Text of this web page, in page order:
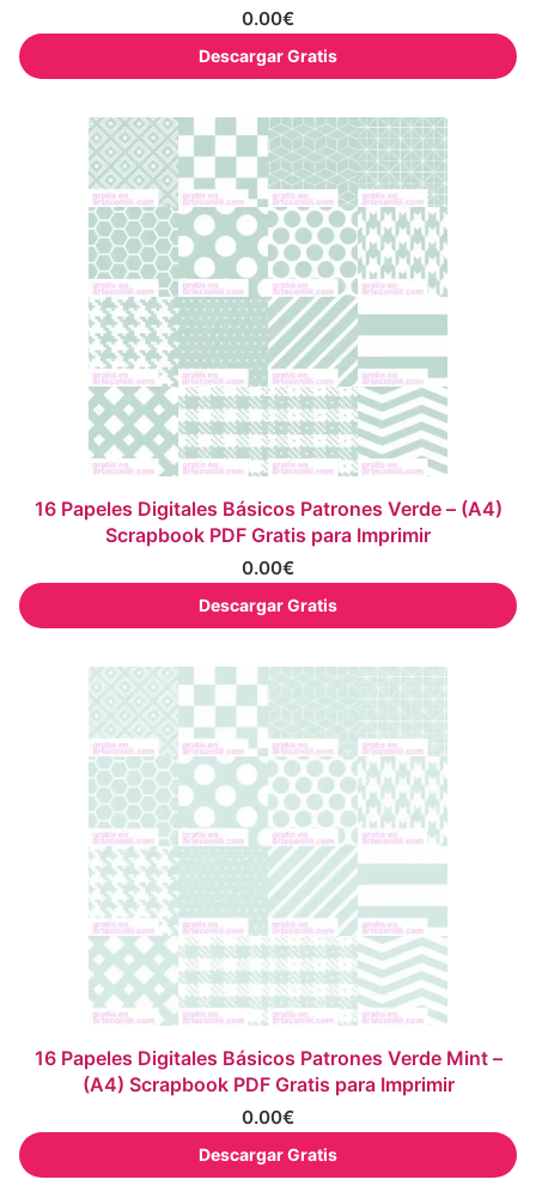
0.00€
Descargar Gratis
16 Papeles Digitales Básicos Patrones Verde – (A4)
Scrapbook PDF Gratis para Imprimir
0.00€
Descargar Gratis
16 Papeles Digitales Básicos Patrones Verde Mint –
(A4) Scrapbook PDF Gratis para Imprimir
0.00€
Descargar Gratis